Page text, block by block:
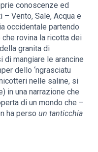
conoscenze ed
Vento, Sale, Acqua e
occidentale partendo
rovina la ricotta dei
granita di
di mangiare le arancine
dello ‘ngrasciatu
nelle saline, si
in una narrazione che
di un mondo che –
ha persoun tanticchia